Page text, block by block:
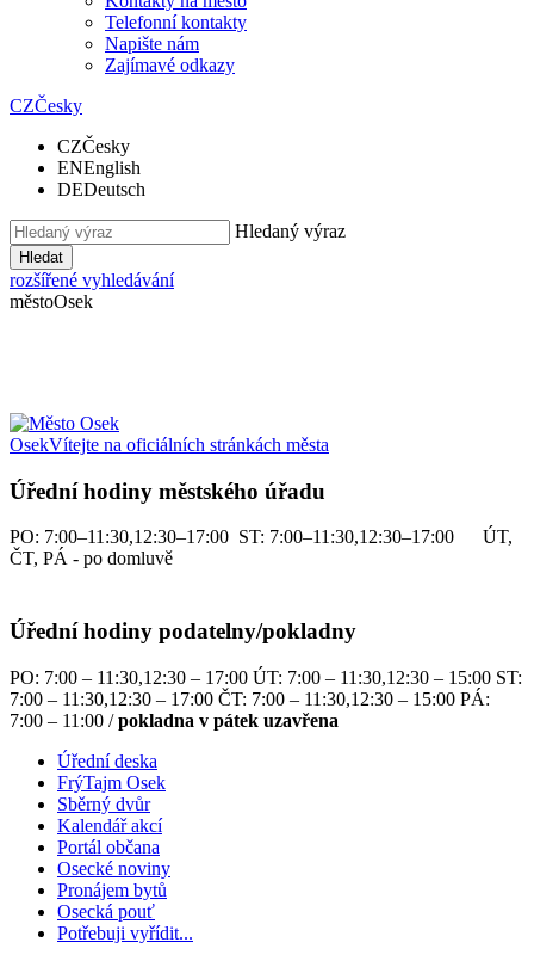
Telefonní kontakty
Napište nám
Zajímavé odkazy
CZČesky
CZČesky
ENEnglish
DEDeutsch
Hledaný výraz
Hledat
rozšířené vyhledávání
městoOsek
OsekVítejte na oficiálních stránkách města
Úřední hodiny městského úřadu
PO: 7:00–11:30,12:30–17:00 ST: 7:00–11:30,12:30–17:00 ÚT,
ČT, PÁ - po domluvě
Úřední hodiny podatelny/pokladny
PO: 7:00 – 11:30,12:30 – 17:00 ÚT: 7:00 – 11:30,12:30 – 15:00 ST:
7:00 – 11:30,12:30 – 17:00 ČT: 7:00 – 11:30,12:30 – 15:00 PÁ:
7:00 – 11:00 /pokladna v pátek uzavřena
Úřední deska
FrýTajm Osek
Sběrný dvůr
Kalendář akcí
Portál občana
Osecké noviny
Pronájem bytů
Osecká pouť
Potřebuji vyřídit...